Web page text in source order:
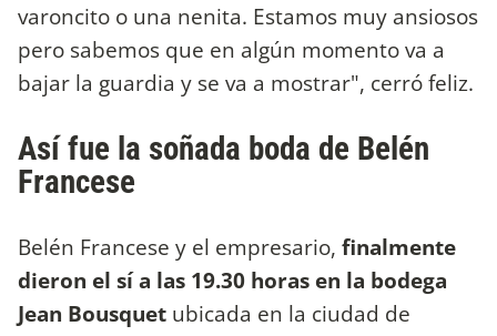
varoncito o una nenita. Estamos muy ansiosos
pero sabemos que en algún momento va a
bajar la guardia y se va a mostrar", cerró feliz.
Así fue la soñada boda de Belén
Francese
Belén Francese y el empresario, finalmente
dieron el sí a las 19.30 horas en la bodega
Jean Bousquet ubicada en la ciudad de